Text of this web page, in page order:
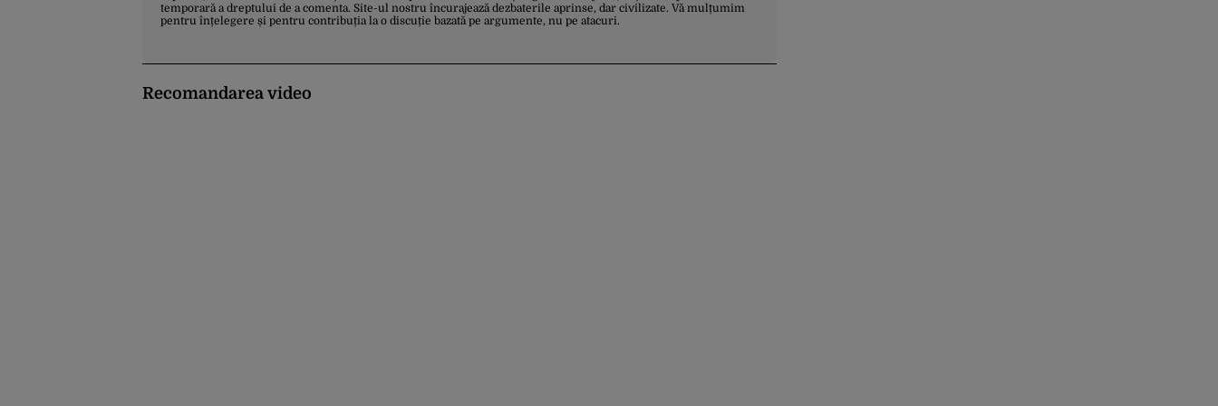
temporară a dreptului de a comenta. Site-ul nostru încurajează dezbaterile aprinse, dar civilizate. Vă mulțumim
pentru înțelegere și pentru contribuția la o discuție bazată pe argumente, nu pe atacuri.
Recomandarea video